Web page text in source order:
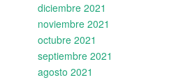
diciembre 2021
noviembre 2021
octubre 2021
septiembre 2021
agosto 2021